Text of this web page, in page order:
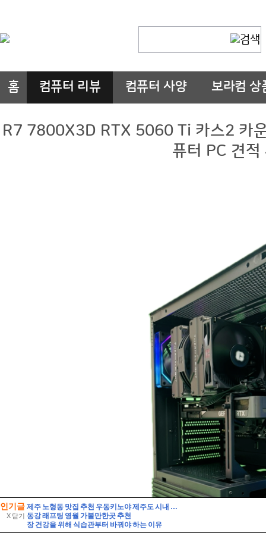
인기글
X 닫기
제주 노형동 맛집 추천 우동키노야 제주도 시내 우동 맛집
동강 래프팅 영월 가볼만한곳 추천
장 건강을 위해 식습관부터 바꿔야 하는 이유